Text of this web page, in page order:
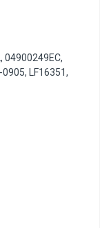
04900249EC,
LF16351,